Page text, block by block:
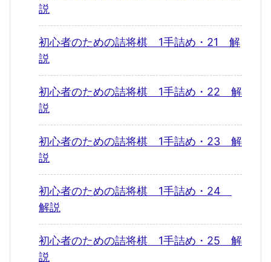
説
初心者のための詰将棋 1手詰め・21 解
説
初心者のための詰将棋 1手詰め・22 解
説
初心者のための詰将棋 1手詰め・23 解
説
初心者のための詰将棋 1手詰め・24
解説
初心者のための詰将棋 1手詰め・25 解
説